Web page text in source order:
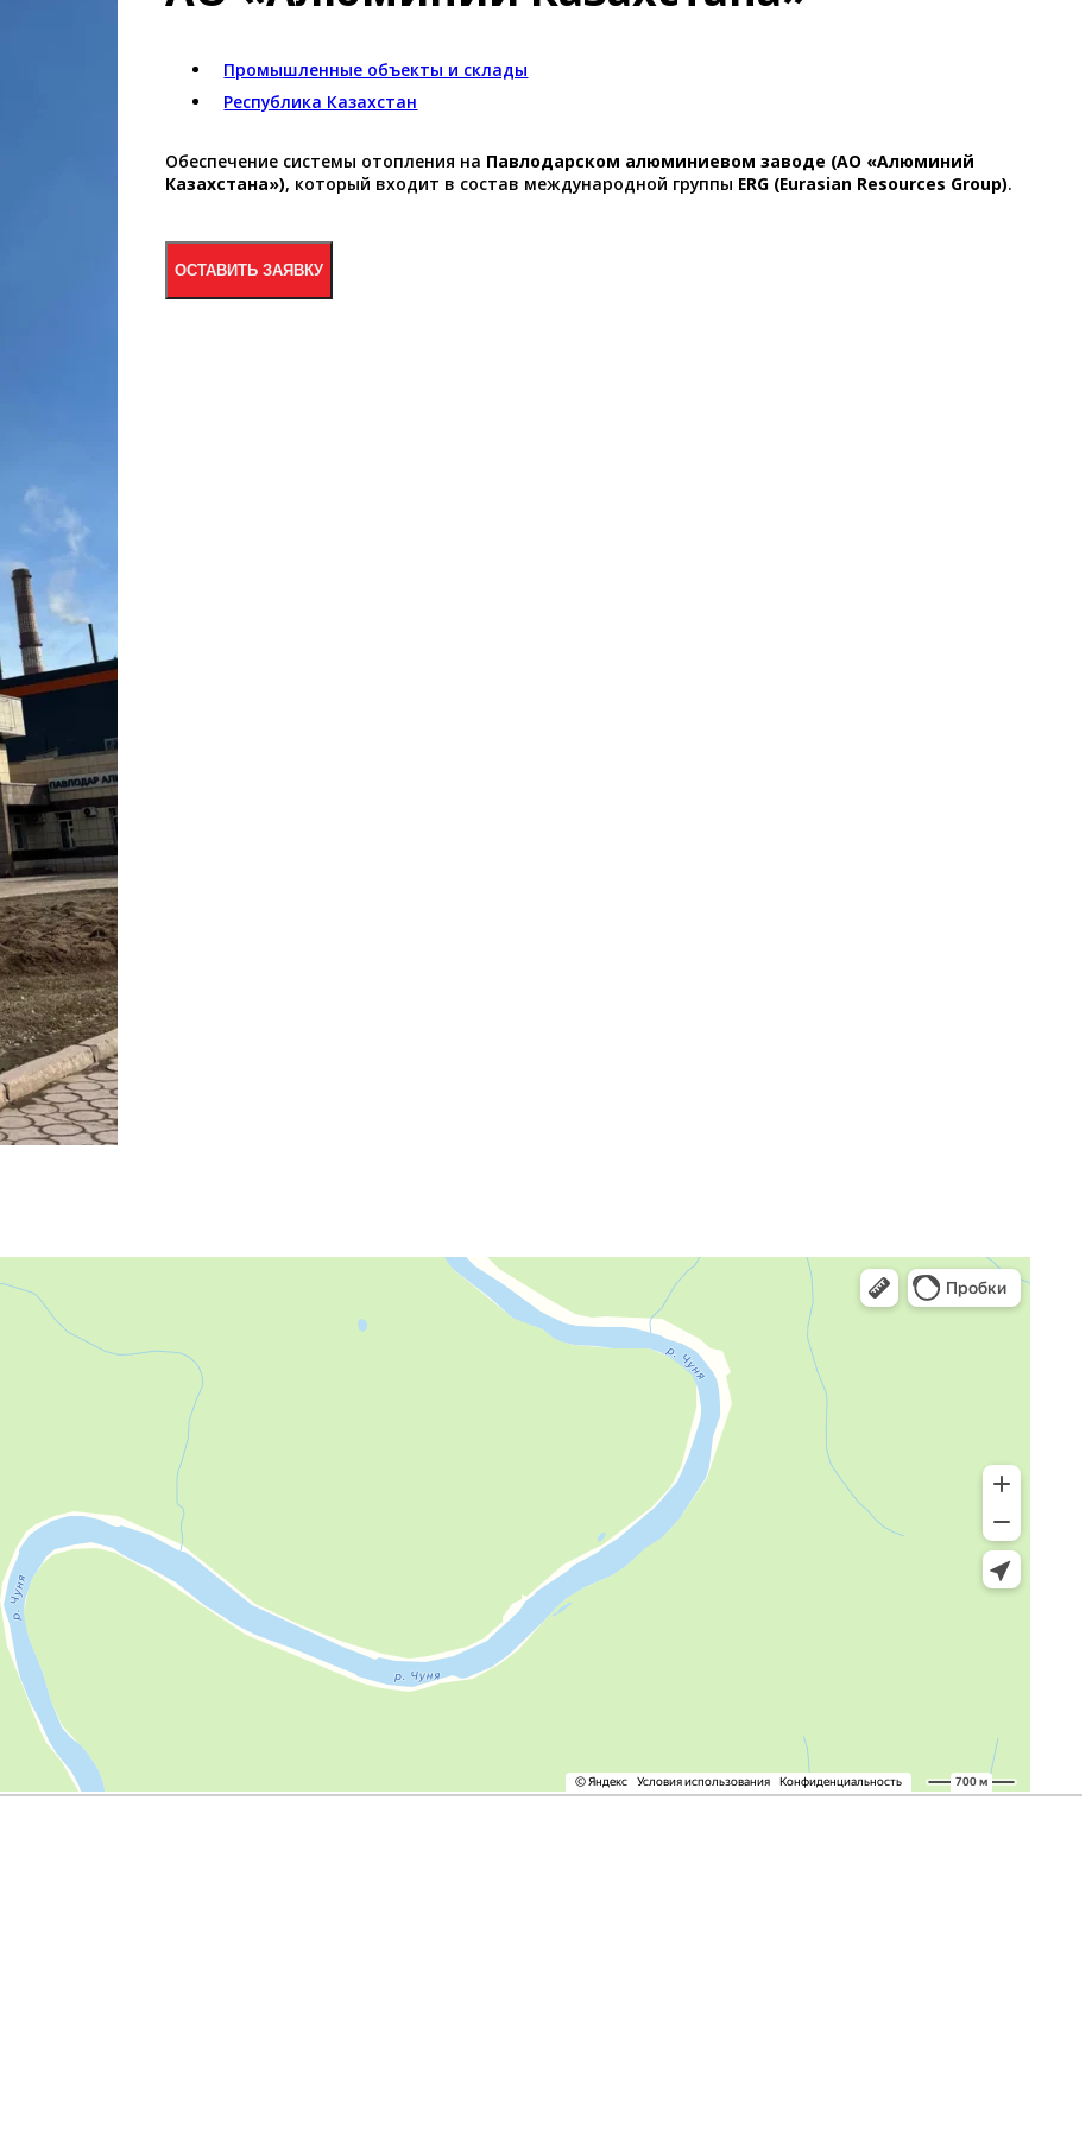
Промышленные объекты и склады
Республика Казахстан
Обеспечение системы отопления на Павлодарском алюминиевом заводе (АО «Алюминий
Казахстана»), который входит в состав международной группы ERG (Eurasian Resources Group).
ОСТАВИТЬ ЗАЯВКУ